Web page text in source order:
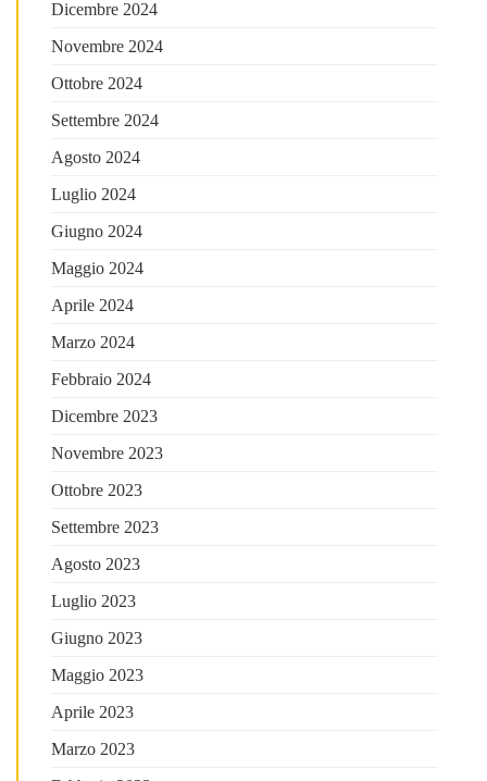
Dicembre 2024
Novembre 2024
Ottobre 2024
Settembre 2024
Agosto 2024
Luglio 2024
Giugno 2024
Maggio 2024
Aprile 2024
Marzo 2024
Febbraio 2024
Dicembre 2023
Novembre 2023
Ottobre 2023
Settembre 2023
Agosto 2023
Luglio 2023
Giugno 2023
Maggio 2023
Aprile 2023
Marzo 2023